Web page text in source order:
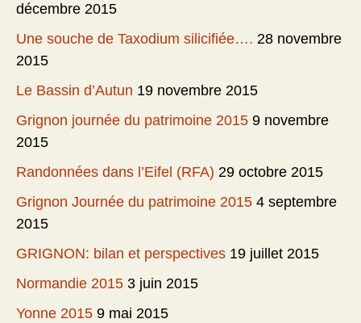
décembre 2015
Une souche de Taxodium silicifiée…. 28 novembre
2015
Le Bassin d’Autun 19 novembre 2015
Grignon journée du patrimoine 2015 9 novembre
2015
Randonnées dans l’Eifel (RFA) 29 octobre 2015
Grignon Journée du patrimoine 2015 4 septembre
2015
GRIGNON: bilan et perspectives 19 juillet 2015
Normandie 2015 3 juin 2015
Yonne 2015 9 mai 2015